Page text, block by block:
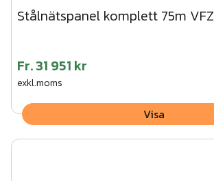
Stålnätspanel komplett 75m VFZ
Fr.31 951 kr
exkl.moms
Visa